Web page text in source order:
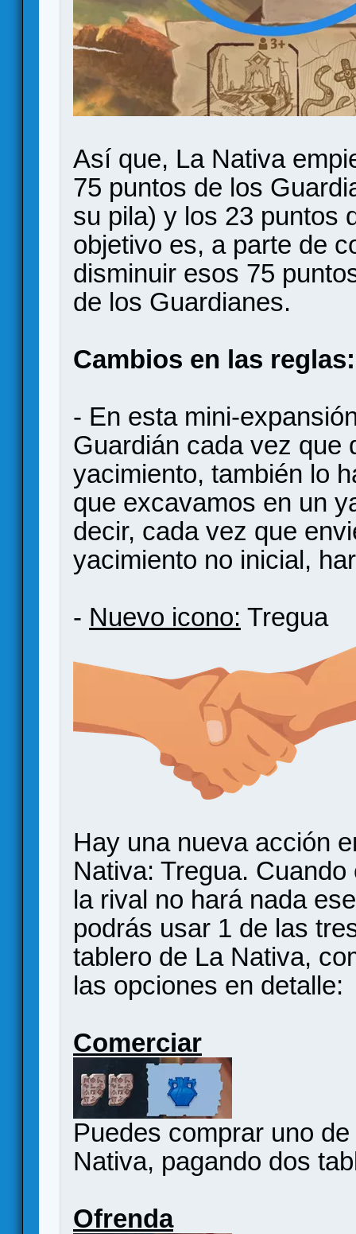
Así que, La Nativa
75 puntos de los
su pila) y los 23 puntos
objetivo es, a parte de
disminuir esos 75
de los Guardianes.
Cambios en las reglas:
- En esta mini-
Guardián cada vez que
yacimiento, también lo
que excavamos en un
decir, cada vez que
yacimiento no inicial,
- Nuevo icono: Tregua
Hay una nueva acción
Nativa: Tregua.
la rival no hará nada
podrás usar 1 de las
tablero de La Nativa,
las opciones en detalle:
Comerciar
Puedes comprar uno
Nativa, pagando dos
Ofrenda